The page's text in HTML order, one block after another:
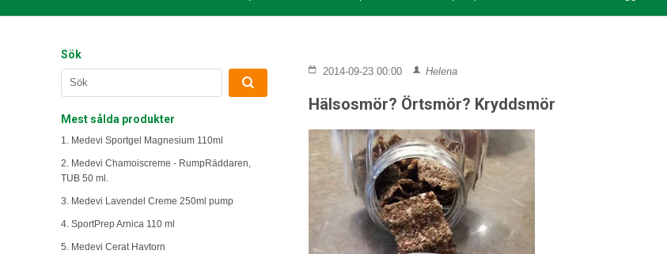
Sök
Mest sålda produkter
1. Medevi Sportgel Magnesium 110ml
2. Medevi Chamoiscreme - RumpRäddaren,
TUB 50 ml.
3. Medevi Lavendel Creme 250ml pump
4. SportPrep Arnica 110 ml
5. Medevi Cerat Havtorn
2014-09-23 00:00 Helena
Hälsosmör? Örtsmör? Kryddsmör